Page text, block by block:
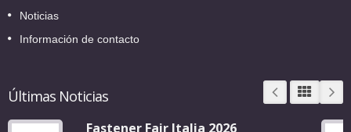
Noticias
Información de contacto
Últimas Noticias
Fastener Fair Italia 2026